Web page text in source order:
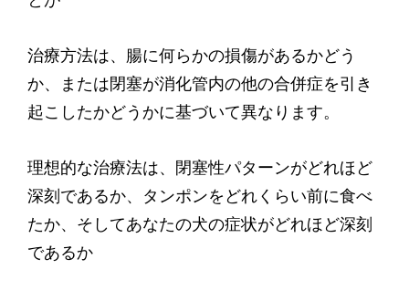
治療方法は、腸に何らかの損傷があるかどう
か、または閉塞が消化管内の他の合併症を引き
起こしたかどうかに基づいて異なります。
理想的な治療法は、閉塞性パターンがどれほど
深刻であるか、タンポンをどれくらい前に食べ
たか、そしてあなたの犬の症状がどれほど深刻
であるか